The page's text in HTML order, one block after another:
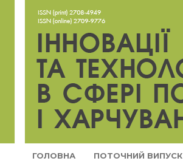
ГОЛОВНА ПОТОЧНИЙ ВИПУСК